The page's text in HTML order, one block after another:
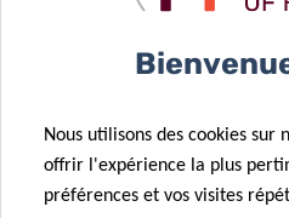
Nous utilisons des cookies sur
offrir l'expérience la plus
préférences et vos visites